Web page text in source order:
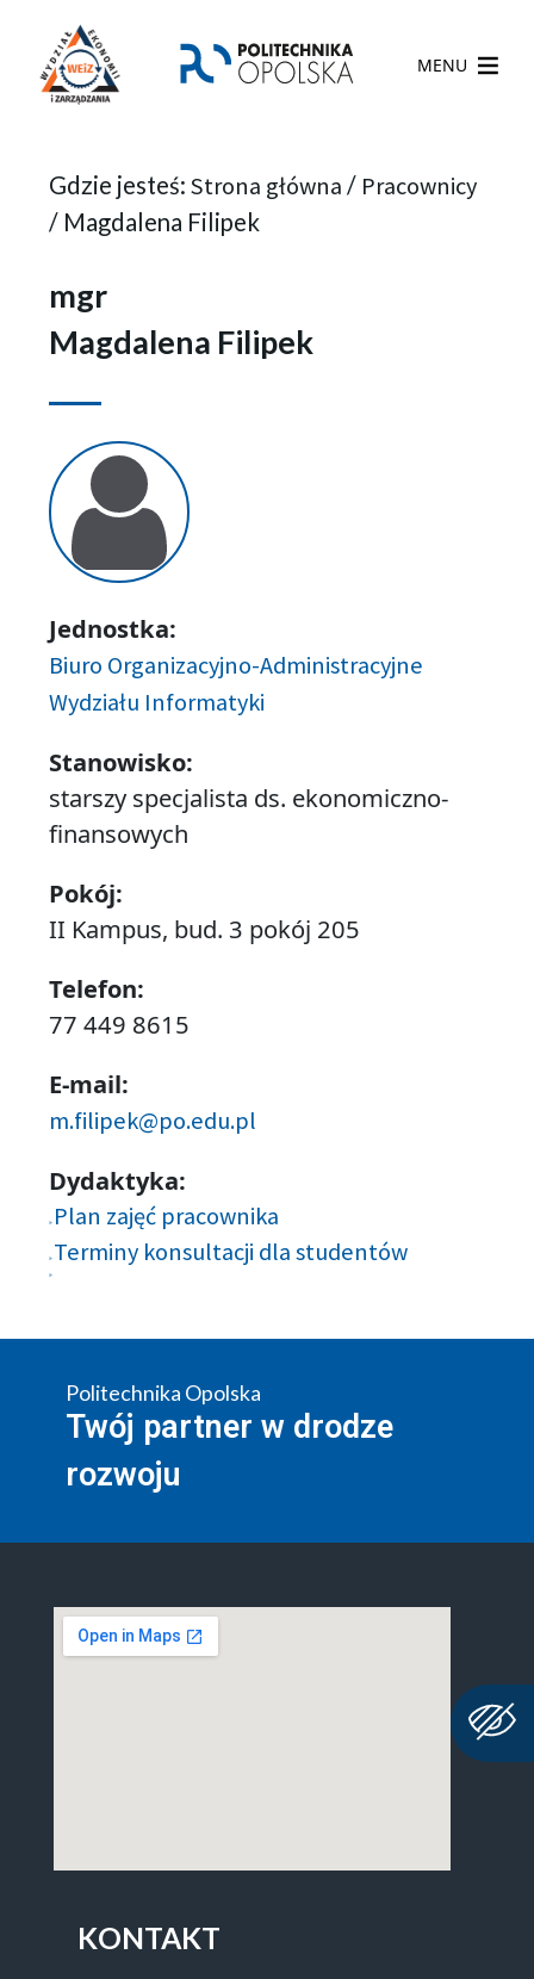
MENU
Gdzie jesteś: Strona główna / Pracownicy
/ Magdalena Filipek
mgr
Magdalena Filipek
Jednostka:
Biuro Organizacyjno-Administracyjne
Wydziału Informatyki
Stanowisko:
starszy specjalista ds. ekonomiczno-
finansowych
Pokój:
II Kampus, bud. 3 pokój 205
Telefon:
77 449 8615
E-mail:
m.filipek@po.edu.pl
Dydaktyka:
Plan zajęć pracownika
Terminy konsultacji dla studentów
Politechnika Opolska
Twój partner w drodze
rozwoju
KONTAKT